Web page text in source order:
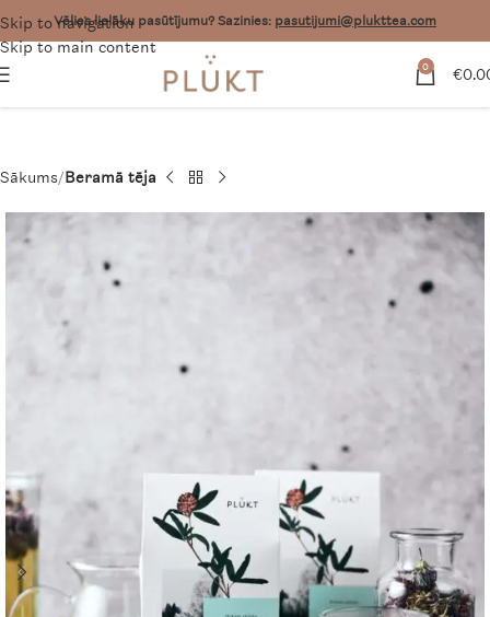
Skip to navigation
Skip to main content
Vēlies lielāku pasūtījumu? Sazinies: pasutijumi@plukttea.com
0 €
Sākums Beramā tēja